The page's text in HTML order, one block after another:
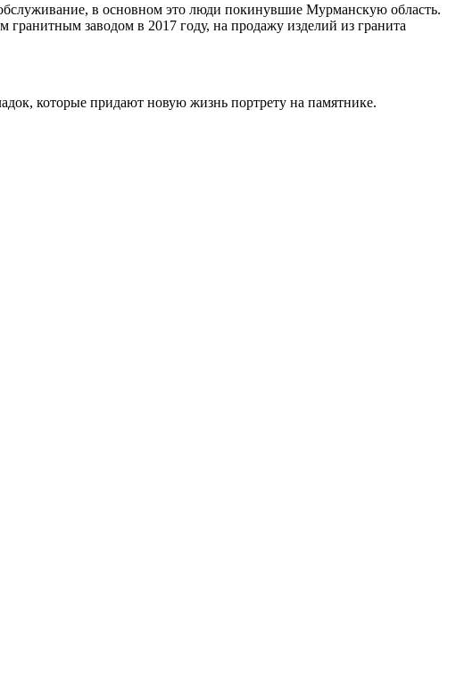
в основном это люди покинувшие Мурманскую область.
гранитным заводом в 2017 году, на продажу изделий из гранита
которые придают новую жизнь портрету на памятнике.